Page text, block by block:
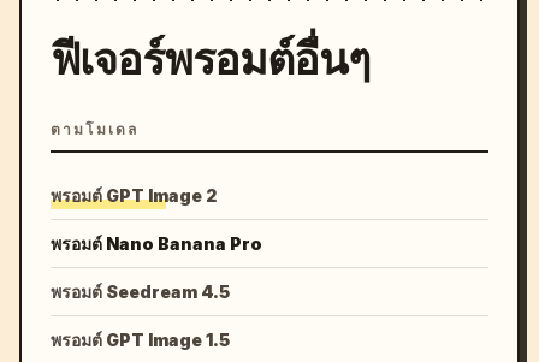
ฟีเจอร์พรอมต์อื่นๆ
ตามโมเดล
พรอมต์ GPT Image 2
พรอมต์ Nano Banana Pro
พรอมต์ Seedream 4.5
พรอมต์ GPT Image 1.5